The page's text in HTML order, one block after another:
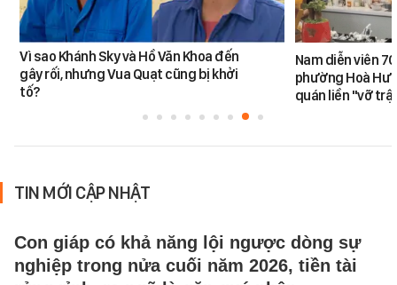
Vì sao Khánh Sky và Hồ Văn Khoa đến
gây rối, nhưng Vua Quạt cũng bị khởi
tố?
Nam diễn viên
phường Hoà
quán liền "vỡ
TIN MỚI CẬP NHẬT
Con giáp có khả năng lội ngược dòng sự
nghiệp trong nửa cuối năm 2026, tiền tài